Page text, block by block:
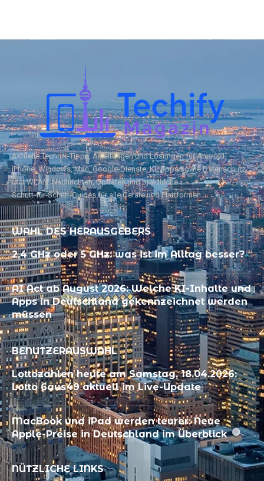
Aktuelle Technik‑Tipps, Anleitungen und Lösungen für Android,
iPhone, Windows, Mac, Google‑Dienste, KI, Apps sowie Datenschutz
und WLAN. Nachrichten, Updates und praktische
Schritt‑für‑Schritt‑Guides für alle Geräte und Plattformen.
WAHL DES HERAUSGEBERS
2,4 GHz oder 5 GHz: was ist im Alltag besser?
AI Act ab August 2026: Welche KI-Inhalte und
Apps in Deutschland gekennzeichnet werden
müssen
BENUTZERAUSWAHL
Lottozahlen heute am Samstag, 18.04.2026:
Lotto 6aus49 aktuell im Live-Update
MacBook und iPad werden teurer: Neue
Apple-Preise in Deutschland im Überblick
NÜTZLICHE LINKS